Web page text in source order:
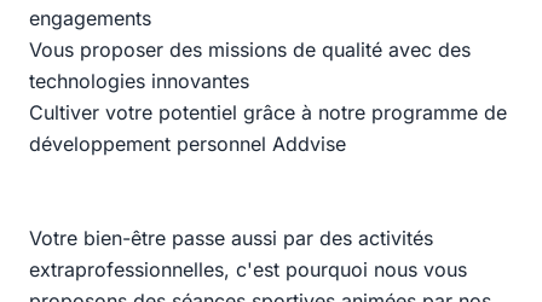
engagements
Vous proposer des missions de qualité avec des
technologies innovantes
Cultiver votre potentiel grâce à notre programme de
développement personnel Addvise
Votre bien-être passe aussi par des activités
extraprofessionnelles, c'est pourquoi nous vous